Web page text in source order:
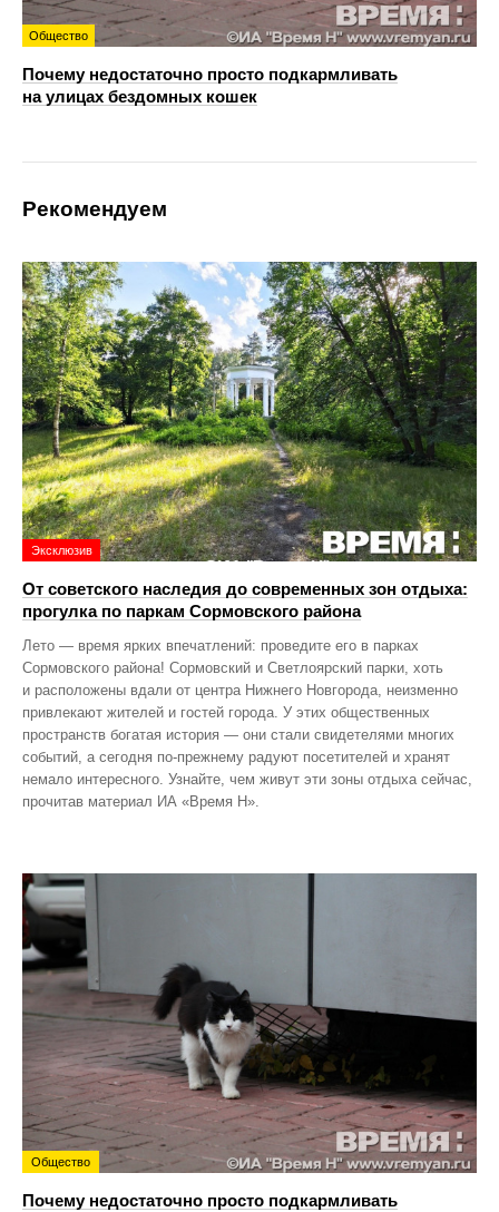
Общество
Почему недостаточно просто подкармливать
на улицах бездомных кошек
Рекомендуем
Эксклюзив
От советского наследия до современных зон отдыха:
прогулка по паркам Сормовского района
Лето — время ярких впечатлений: проведите его в парках
Сормовского района! Сормовский и Светлоярский парки, хоть
и расположены вдали от центра Нижнего Новгорода, неизменно
привлекают жителей и гостей города. У этих общественных
пространств богатая история — они стали свидетелями многих
событий, а сегодня по‑прежнему радуют посетителей и хранят
немало интересного. Узнайте, чем живут эти зоны отдыха сейчас,
прочитав материал ИА «Время Н».
Общество
Почему недостаточно просто подкармливать